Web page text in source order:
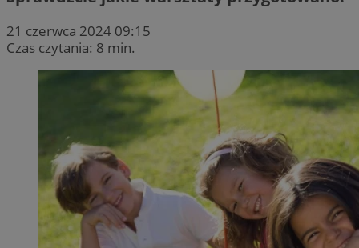
21 czerwca 2024 09:15
Czas czytania: 8 min.